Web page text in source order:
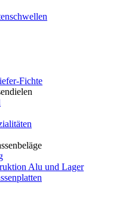
Fichte
Alu und Lager